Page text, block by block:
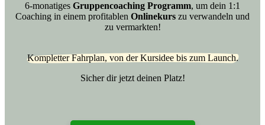
6-monatiges Gruppencoaching Programm, um dein 1:1
Coaching in einem profitablen Onlinekurs zu verwandeln und
zu vermarkten!
Kompletter Fahrplan, von der Kursidee bis zum Launch.
Sicher dir jetzt deinen Platz!